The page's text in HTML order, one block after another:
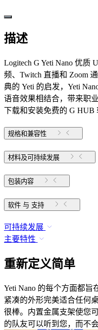
描述
Logitech G Yeti Nano 优质
频、Twitch 直播和 Zoom
典的 Yeti 的启发，Yeti
语音效果相结合，带来职
下载和安装免费的 G HUB
规格和兼容性
材料及可持续发展
包装内容
软件 与 支持
可持续发展
主要特性
重新定义简单
Yeti Nano 的每个方面都旨
紧凑的外形完美适合任何
很棒。内置金属支架使您
的队友可以听到您，而不